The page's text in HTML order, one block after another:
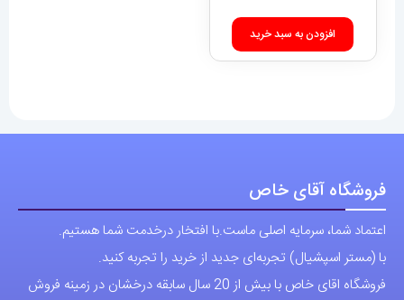
افزودن به سبد خرید
فروشگاه آقای خاص
اعتماد شما، سرمایه اصلی ماست.با افتخار درخدمت شما هستیم.
با (مستر اسپشیال) تجربه‌ای جدید از خرید را تجربه کنید.
فروشگاه اقای خاص با بیش از 20 سال سابقه درخشان در زمینه فروش